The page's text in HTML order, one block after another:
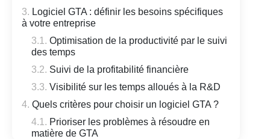
Logiciel GTA : définir les besoins spécifiques
à votre entreprise
Optimisation de la productivité par le suivi
des temps
Suivi de la profitabilité financière
Visibilité sur les temps alloués à la R&D
Quels critères pour choisir un logiciel GTA ?
Prioriser les problèmes à résoudre en
matière de GTA